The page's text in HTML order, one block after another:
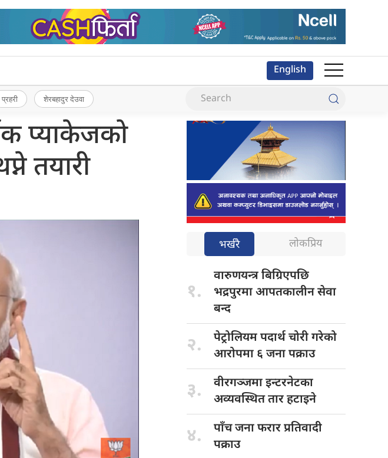
English
प्रहरी शेरबहादुर देउवा
प्याकेजको
तयारी
भर्खरै लोकप्रिय
१.
वारुणयन्त्र बिग्रिएपछि
भद्रपुरमा आपतकालीन सेवा
बन्द
२. पेट्रोलियम पदार्थचोरी गरेको
आरोपमा ६ जना पक्राउ
३.
वीरगञ्जमा इन्टरनेटका
अव्यवस्थित तार हटाइने
४. पाँच जनाफरार प्रतिवादी
पक्राउ